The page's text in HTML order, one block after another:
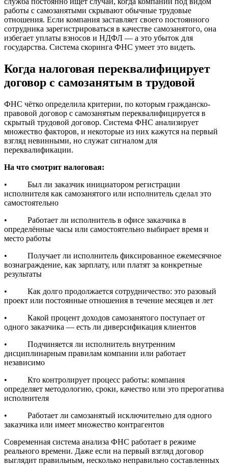
работы с самозанятыми скрывают обычные трудовые
отношения. Если компания заставляет своего постоянного
сотрудника зарегистрироваться в качестве самозанятого, она
избегает уплаты взносов и НДФЛ — а это убыток для
государства. Система скоринга ФНС умеет это видеть.
Когда налоговая переквалифицирует
договор с самозанятым в трудовой
ФНС чётко определила критерии, по которым гражданско-
правовой договор с самозанятым переквалифицируется в
скрытый трудовой договор. Система ФНС анализирует
множество факторов, и некоторые из них кажутся на первый
взгляд невинными, но служат сигналом для
переквалификации.
На что смотрит налоговая:
• Был ли заказчик инициатором регистрации
исполнителя как самозанятого или исполнитель сделал это
самостоятельно
• Работает ли исполнитель в офисе заказчика в
определённые часы или самостоятельно выбирает время и
место работы
• Получает ли исполнитель фиксированное ежемесячное
вознаграждение, как зарплату, или платят за конкретные
результаты
• Как долго продолжается сотрудничество: это разовый
проект или постоянные отношения в течение месяцев и лет
• Какой процент доходов самозанятого поступает от
одного заказчика — есть ли диверсификация клиентов
• Подчиняется ли исполнитель внутренним
дисциплинарным правилам компании или работает
независимо
• Кто контролирует процесс работы: компания
определяет методологию, сроки, качество или это прерогатива
исполнителя
• Работает ли самозанятый исключительно для одного
заказчика или имеет множество контрагентов
Современная система анализа ФНС работает в режиме
реального времени. Даже если на первый взгляд договор
выглядит правильным, несколько неправильно составленных